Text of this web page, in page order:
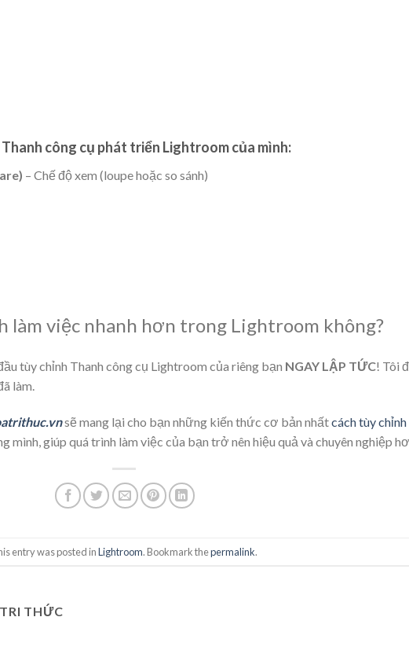
công cụ phát triển Lightroom của mình:
– Chế độ xem (loupe hoặc so sánh)
làm việc nhanh hơn trong Lightroom không?
tùy chỉnh Thanh công cụ Lightroom của riêng bạn NGAY LẬP TỨC! Tôi
làm.
sẽ mang lại cho bạn những kiến thức cơ bản nhấtcách tùy chỉnh
mình, giúp quá trình làm việc của bạn trở nên hiệu quả và chuyên nghiệp
entry was posted inLightroom. Bookmark thepermalink.
THỨC